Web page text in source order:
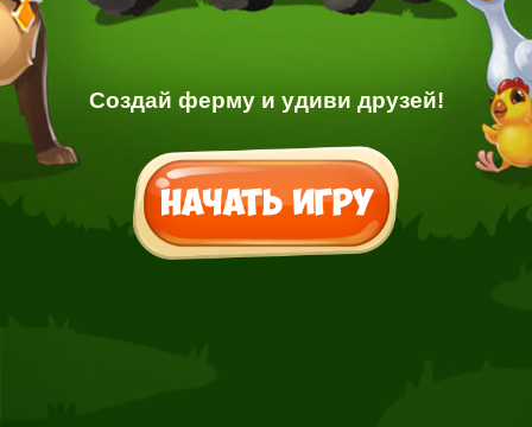
Создай ферму и удиви друзей!